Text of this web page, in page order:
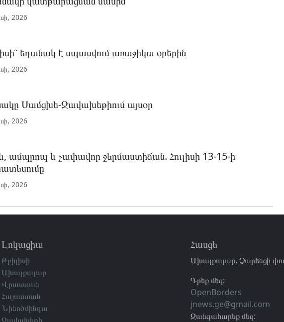
2026
եղանակ է սպասվում առաջիկա օրերին
2026
Սամցխե-Ջավախեթիում այսօր
2026
ամպրոպ և չափավոր ջերմաստիճան. Հուլիսի 13-15-ի
2026
Լոկացիա
Թբիլիսի
Ախալքալաք
Վրաստան
Հայաստան
Նինոծմինդա
Ջավախեթի
Հասցե
Ախալքալաք, Չարենցի
Գրեք մեզ:
OpenBorders
jnews.ge@gmail.com
Զանգահարեք մեզ: